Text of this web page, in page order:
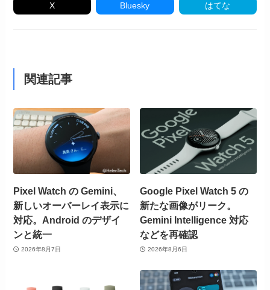
X Bluesky はてな
関連記事
Pixel Watch の Gemini、
新しいオーバーレイ表示に
対応。Android のデザイ
ンと統一
2026年8月7日
Google Pixel Watch 5 の
新たな画像がリーク。
Gemini Intelligence 対応
などを再確認
2026年8月6日